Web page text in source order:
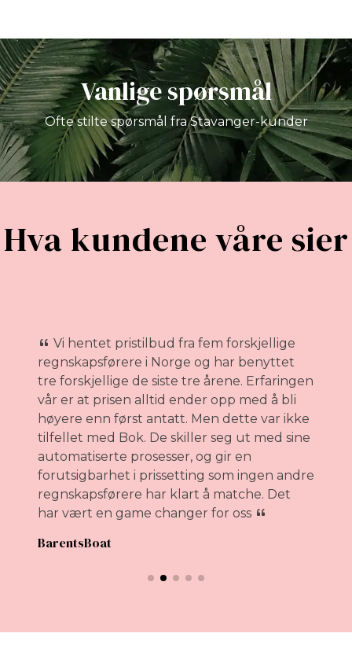
Vanlige spørsmål
Ofte stilte spørsmål fra Stavanger-kunder
Hva kundene våre sier
Vi hentet pristilbud fra fem forskjellige
regnskapsførere i Norge og har benyttet
tre forskjellige de siste tre årene. Erfaringen
vår er at prisen alltid ender opp med å bli
høyere enn først antatt. Men dette var ikke
tilfellet med Bok. De skiller seg ut med sine
automatiserte prosesser, og gir en
forutsigbarhet i prissetting som ingen andre
regnskapsførere har klart å matche. Det
har vært en game changer for oss
BarentsBoat